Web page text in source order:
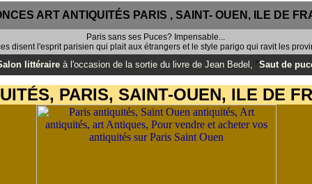
ART ANTIQUITÉS PARIS , SAINT- OUEN, ILE DE
Paris sans ses Puces? Impensable...
disent l'esprit parisien qui plait aux étrangers et le style parigo qui ravit les
littéraireà l'occasion de la sortie du livre de Jean Bedel, "Saut de
PARIS, SAINT-OUEN, ILE DE